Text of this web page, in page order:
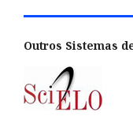
Outros Sistemas